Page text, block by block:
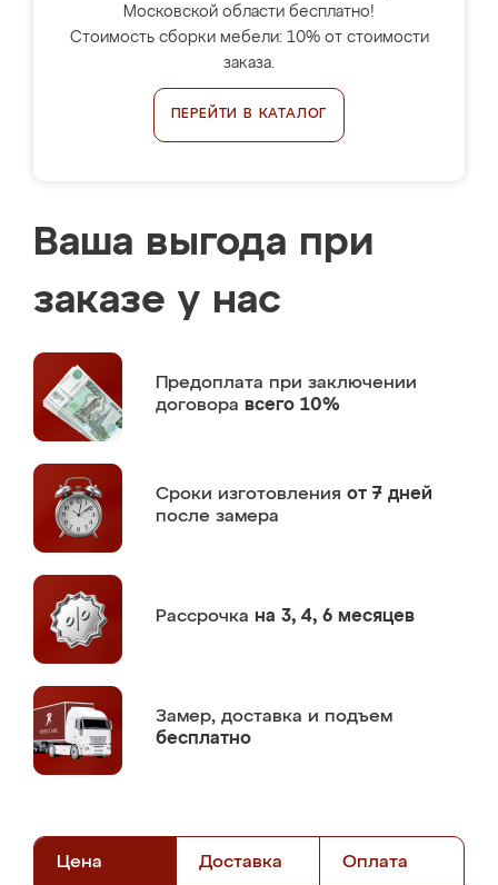
Московской области бесплатно!
Стоимость сборки мебели: 10% от стоимости
заказа.
ПЕРЕЙТИ В КАТАЛОГ
Ваша выгода при
заказе у нас
Предоплата при заключении
договора всего 10%
Сроки изготовления от 7 дней
после замера
Рассрочка на 3, 4, 6 месяцев
Замер, доставка и подъем
бесплатно
Цена Доставка Оплата